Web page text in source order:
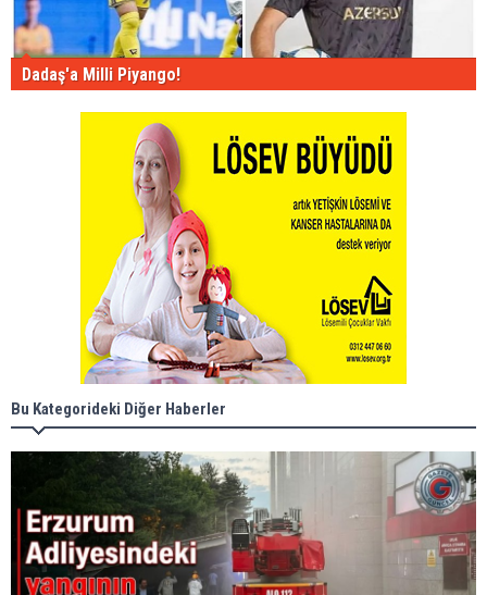
Dadaş'a Milli Piyango!
Bu Kategorideki Diğer Haberler